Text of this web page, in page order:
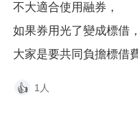
不大適合使用融券，
如果券用光了變成標借，
大家是要共同負擔標借
👍 1人